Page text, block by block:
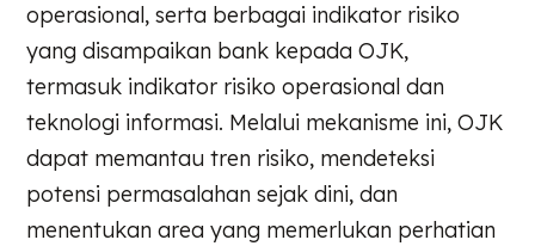
operasional, serta berbagai indikator risiko
yang disampaikan bank kepada OJK,
termasuk indikator risiko operasional dan
teknologi informasi. Melalui mekanisme ini, OJK
dapat memantau tren risiko, mendeteksi
potensi permasalahan sejak dini, dan
menentukan area yang memerlukan perhatian